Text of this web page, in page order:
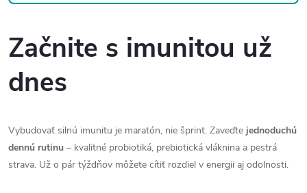
Začnite s imunitou už
dnes
Vybudovať silnú imunitu je maratón, nie šprint. Zaveďte jednoduchú
dennú rutinu – kvalitné probiotiká, prebiotická vláknina a pestrá
strava. Už o pár týždňov môžete cítiť rozdiel v energii aj odolnosti.